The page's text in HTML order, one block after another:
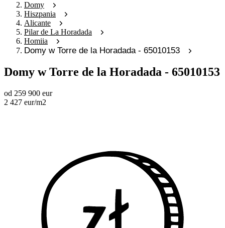
Domy
Hiszpania
Alicante
Pilar de La Horadada
Homiia
Domy w Torre de la Horadada - 65010153
Domy w Torre de la Horadada - 65010153
od 259 900 eur
2 427 eur/m2